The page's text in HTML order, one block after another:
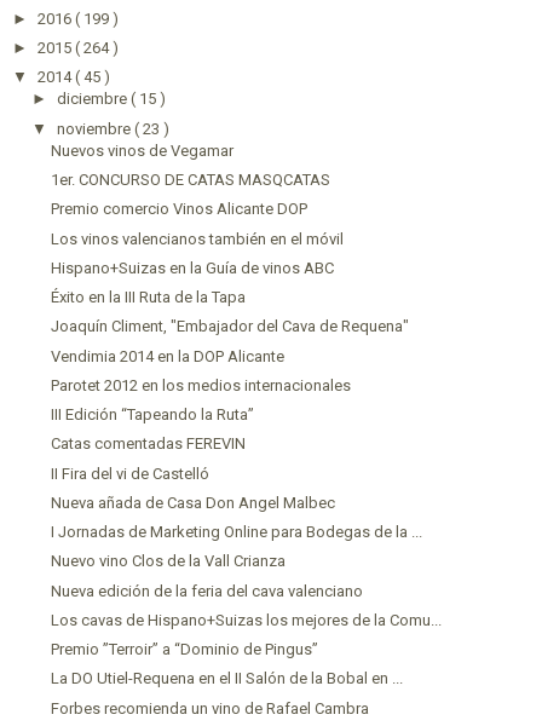
► 2016 ( 199 )
► 2015 ( 264 )
▼ 2014( 45 )
► diciembre ( 15 )
▼ noviembre ( 23 )
Nuevos vinos de Vegamar
1er. CONCURSO DE CATAS MASQCATAS
Premio comercio Vinos Alicante DOP
Los vinos valencianos también en el móvil
Hispano+Suizas en la Guía de vinos ABC
Éxito en la III Ruta de la Tapa
Joaquín Climent, "Embajador del Cava de Requena"
Vendimia 2014 en la DOP Alicante
Parotet 2012 en los medios internacionales
III Edición “Tapeando la Ruta”
Catas comentadas FEREVIN
II Fira del vi de Castelló
Nueva añada de Casa Don Angel Malbec
I Jornadas de Marketing Online para Bodegas de la ...
Nuevo vino Clos de la Vall Crianza
Nueva edición de la feria del cava valenciano
Los cavas de Hispano+Suizas los mejores de la Comu...
Premio ”Terroir” a “Dominio de Pingus”
La DO Utiel-Requena en el II Salón de la Bobal en ...
Forbes recomienda un vino de Rafael Cambra